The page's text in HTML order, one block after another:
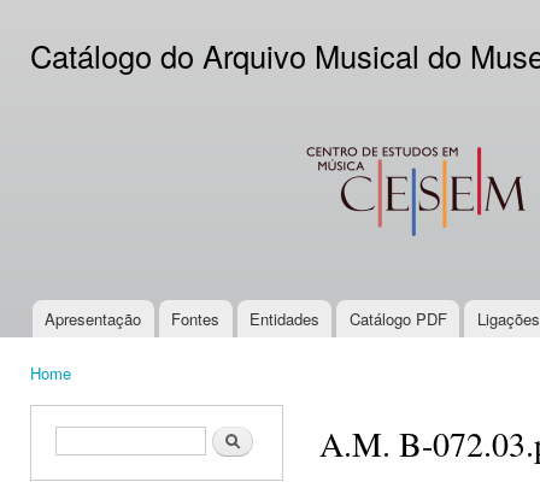
Catálogo do Arquivo Musical do
CESEM
Main menu
Apresentação Fontes Entidades Catálogo PDF
Home
Search form Search A.M. B-